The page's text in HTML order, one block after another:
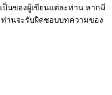
ป็นของผู้เขียนแต่ละท่าน หากมี
านจะรับผิดชอบบทความของ